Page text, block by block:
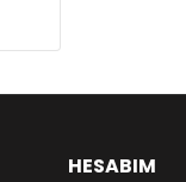
HESABIM